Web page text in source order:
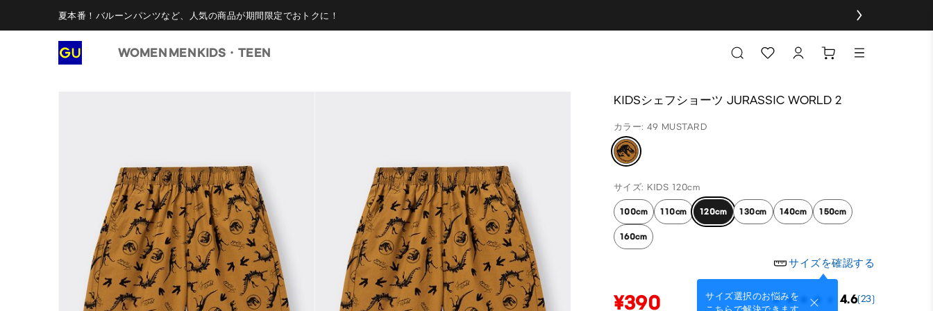
夏本番！バルーンパンツなど、人気の商品が期間限定でおトクに！
WOMEN MENKIDS・TEEN
KIDSシェフショーツ JURASSIC WORLD 2
カラー: 49 MUSTARD
サイズ: KIDS 120cm
100cm 110cm 120cm 130cm 140cm 150cm
160cm
サイズを確認する
サイズ選択のお悩みを
¥390 4.6(23)